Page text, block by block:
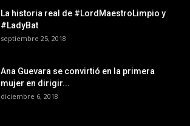
La historia real de #LordMaestroLimpio y
#LadyBat
septiembre 25, 2018
Ana Guevara se convirtió en la primera
mujer en dirigir...
diciembre 6, 2018